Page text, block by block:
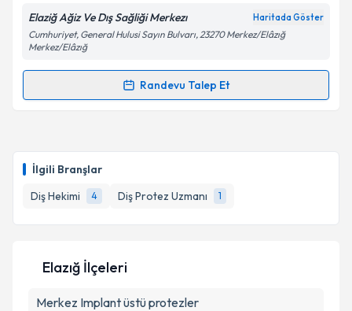
İlgili Branşlar
Diş Hekimi
4 Diş Protez Uzmanı 1
Kişisel verilerimin işlenmesine ilişkinAydınlatma
'ni okudum ve kişisel verilerimin belirtilen
kapsamda işlenmesini kabul ediyorum.
Takvim Talebini Gönder
Elaziğ Ağiz Ve Dış Sağliği Merkezı Haritada Göster
Cumhuriyet, General Hulusi Sayın Bulvarı, 23270 Merkez/Elâzığ
Merkez/Elâzığ
Randevu Talep Et
Randevu Takvimi Talebi
takvim hazırlandığında e-posta ile bilgilendireceğiz.
E-posta Adresiniz
Metni'ni okudum ve kişisel verilerimin belirtilen
Elazığ İlçeleri
Merkez Implant üstü protezler